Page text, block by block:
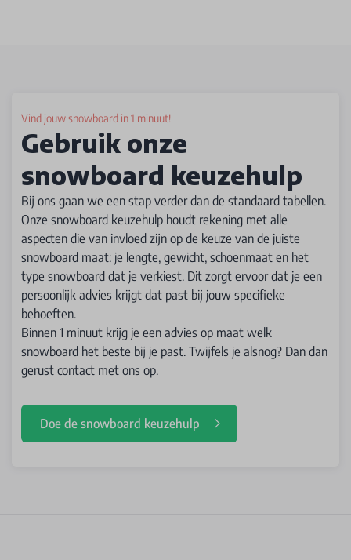
Vind jouw snowboard in 1 minuut!
Gebruik onze
snowboard keuzehulp
Bij ons gaan we een stap verder dan de standaard tabellen.
Onze snowboard keuzehulp houdt rekening met alle
aspecten die van invloed zijn op de keuze van de juiste
snowboard maat: je lengte, gewicht, schoenmaat en het
type snowboard dat je verkiest. Dit zorgt ervoor dat je een
persoonlijk advies krijgt dat past bij jouw specifieke
behoeften.
Binnen 1 minuut krijg je een advies op maat welk
snowboard het beste bij je past. Twijfels je alsnog? Dan dan
gerust contact met ons op.
Doe de snowboard keuzehulp